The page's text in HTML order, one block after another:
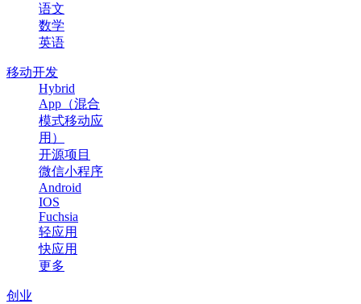
语文
数学
英语
移动开发
Hybrid
App（混合
模式移动应
用）
开源项目
微信小程序
Android
IOS
Fuchsia
轻应用
快应用
更多
创业